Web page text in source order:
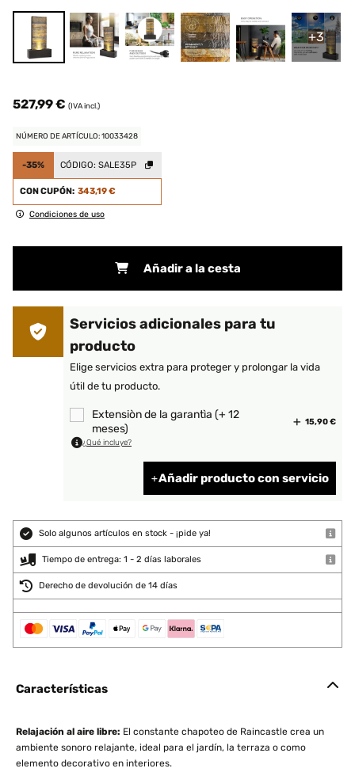
+3
527,99 € (IVA incl.)
NÚMERO DE ARTÍCULO: 10033428
-35% CÓDIGO: SALE35P
CON CUPÓN: 343,19 €
Condiciones de uso
Añadir a la cesta
Servicios adicionales para tu
producto
Elige servicios extra para proteger y prolongar la vida
útil de tu producto.
Extensiòn de la garantìa (+ 12
meses)
15,90 €
¿Qué incluye?
Añadir producto con servicio
Solo algunos artículos en stock - ¡pide ya!
Tiempo de entrega: 1 - 2 días laborales
Derecho de devolución de 14 días
Características
Relajación al aire libre: El constante chapoteo de Raincastle crea un
ambiente sonoro relajante, ideal para el jardín, la terraza o como
elemento decorativo en interiores.